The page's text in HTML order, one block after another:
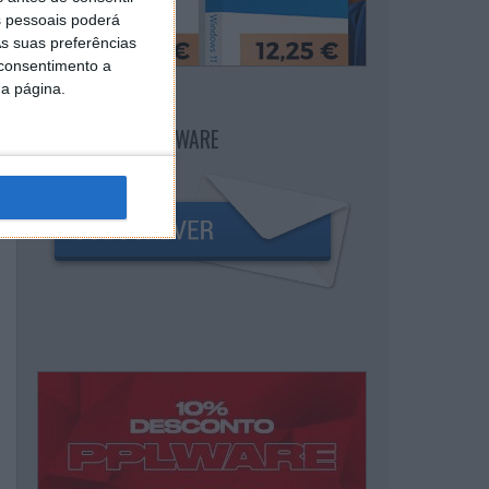
poderá
suas preferências
a
página.
NEWSLETTER PPLWARE